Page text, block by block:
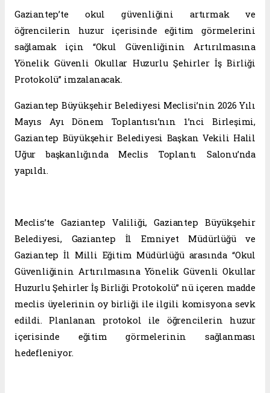
Gaziantep’te okul güvenliğini artırmak ve
öğrencilerin huzur içerisinde eğitim görmelerini
sağlamak için “Okul Güvenliğinin Artırılmasına
Yönelik Güvenli Okullar Huzurlu Şehirler İş Birliği
Protokolü” imzalanacak.
Gaziantep Büyükşehir Belediyesi Meclisi’nin 2026 Yılı
Mayıs Ayı Dönem Toplantısı’nın 1’nci Birleşimi,
Gaziantep Büyükşehir Belediyesi Başkan Vekili Halil
Uğur başkanlığında Meclis Toplantı Salonu’nda
yapıldı.
Meclis’te Gaziantep Valiliği, Gaziantep Büyükşehir
Belediyesi, Gaziantep İl Emniyet Müdürlüğü ve
Gaziantep İl Milli Eğitim Müdürlüğü arasında “Okul
Güvenliğinin Artırılmasına Yönelik Güvenli Okullar
Huzurlu Şehirler İş Birliği Protokolü” nü içeren madde
meclis üyelerinin oy birliği ile ilgili komisyona sevk
edildi. Planlanan protokol ile öğrencilerin huzur
içerisinde eğitim görmelerinin sağlanması
hedefleniyor.